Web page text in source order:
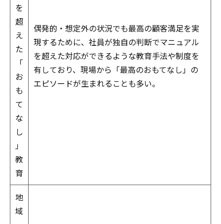
を
超
え
た
「
お
も
て
な
し
」
教
育
偶発的・想定外の状況でも最高の顧客満足を実
現するために、社員が独自の判断でマニュアル
を超えた対応ができるような教育手法や制度を
有しており、現場から「最高のおもてなし」の
エピソードが生まれることも多い。
地
域